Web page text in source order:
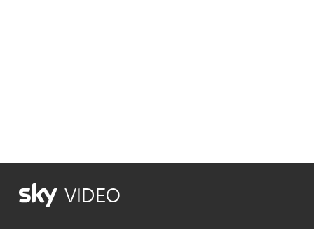
VIDEO